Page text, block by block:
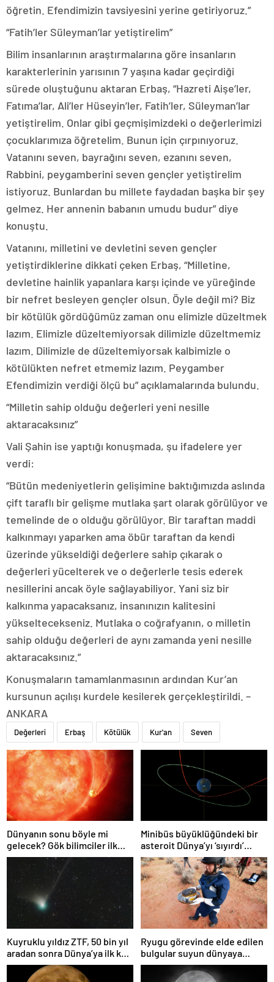
öğretin. Efendimizin tavsiyesini yerine getiriyoruz.”
“Fatih’ler Süleyman’lar yetiştirelim”
Bilim insanlarının araştırmalarına göre insanların
karakterlerinin yarısının 7 yaşına kadar geçirdiği
sürede oluştuğunu aktaran Erbaş, “Hazreti Aişe’ler,
Fatıma’lar, Ali’ler Hüseyin’ler, Fatih’ler, Süleyman’lar
yetiştirelim. Onlar gibi geçmişimizdeki o değerlerimizi
çocuklarımıza öğretelim. Bunun için çırpınıyoruz.
Vatanını seven, bayrağını seven, ezanını seven,
Rabbini, peygamberini seven gençler yetiştirelim
istiyoruz. Bunlardan bu millete faydadan başka bir şey
gelmez. Her annenin babanın umudu budur” diye
konuştu.
Vatanını, milletini ve devletini seven gençler
yetiştirdiklerine dikkati çeken Erbaş, “Milletine,
devletine hainlik yapanlara karşı içinde ve yüreğinde
bir nefret besleyen gençler olsun. Öyle değil mi? Biz
bir kötülük gördüğümüz zaman onu elimizle düzeltmek
lazım. Elimizle düzeltemiyorsak dilimizle düzeltmemiz
lazım. Dilimizle de düzeltemiyorsak kalbimizle o
kötülükten nefret etmemiz lazım. Peygamber
Efendimizin verdiği ölçü bu” açıklamalarında bulundu.
“Milletin sahip olduğu değerleri yeni nesille
aktaracaksınız”
Vali Şahin ise yaptığı konuşmada, şu ifadelere yer
verdi:
“Bütün medeniyetlerin gelişimine baktığımızda aslında
çift taraflı bir gelişme mutlaka şart olarak görülüyor ve
temelinde de o olduğu görülüyor. Bir taraftan maddi
kalkınmayı yaparken ama öbür taraftan da kendi
üzerinde yükseldiği değerlere sahip çıkarak o
değerleri yücelterek ve o değerlerle tesis ederek
nesillerini ancak öyle sağlayabiliyor. Yani siz bir
kalkınma yapacaksanız, insanınızın kalitesini
yükseltecekseniz. Mutlaka o coğrafyanın, o milletin
sahip olduğu değerleri de aynı zamanda yeni nesille
aktaracaksınız.”
Konuşmaların tamamlanmasının ardından Kur’an
kursunun açılışı kurdele kesilerek gerçekleştirildi. –
ANKARA
Değerleri Erbaş Kötülük Kur'an Seven
Dünyanın sonu böyle mi
gelecek? Gök bilimciler ilk
kez sönen yıldızın gezegeni
yutmasına tanık oldu
Minibüs büyüklüğündeki bir
asteroit Dünya’yı ‘sıyırdı’
geçti
Kuyruklu yıldız ZTF, 50 bin yıl
aradan sonra Dünya’ya ilk kez
çok yaklaşacak
Ryugu görevinde elde edilen
bulgular suyun dünyaya
asteroitlerce getirilmiş
olabileceğini gösteriyor